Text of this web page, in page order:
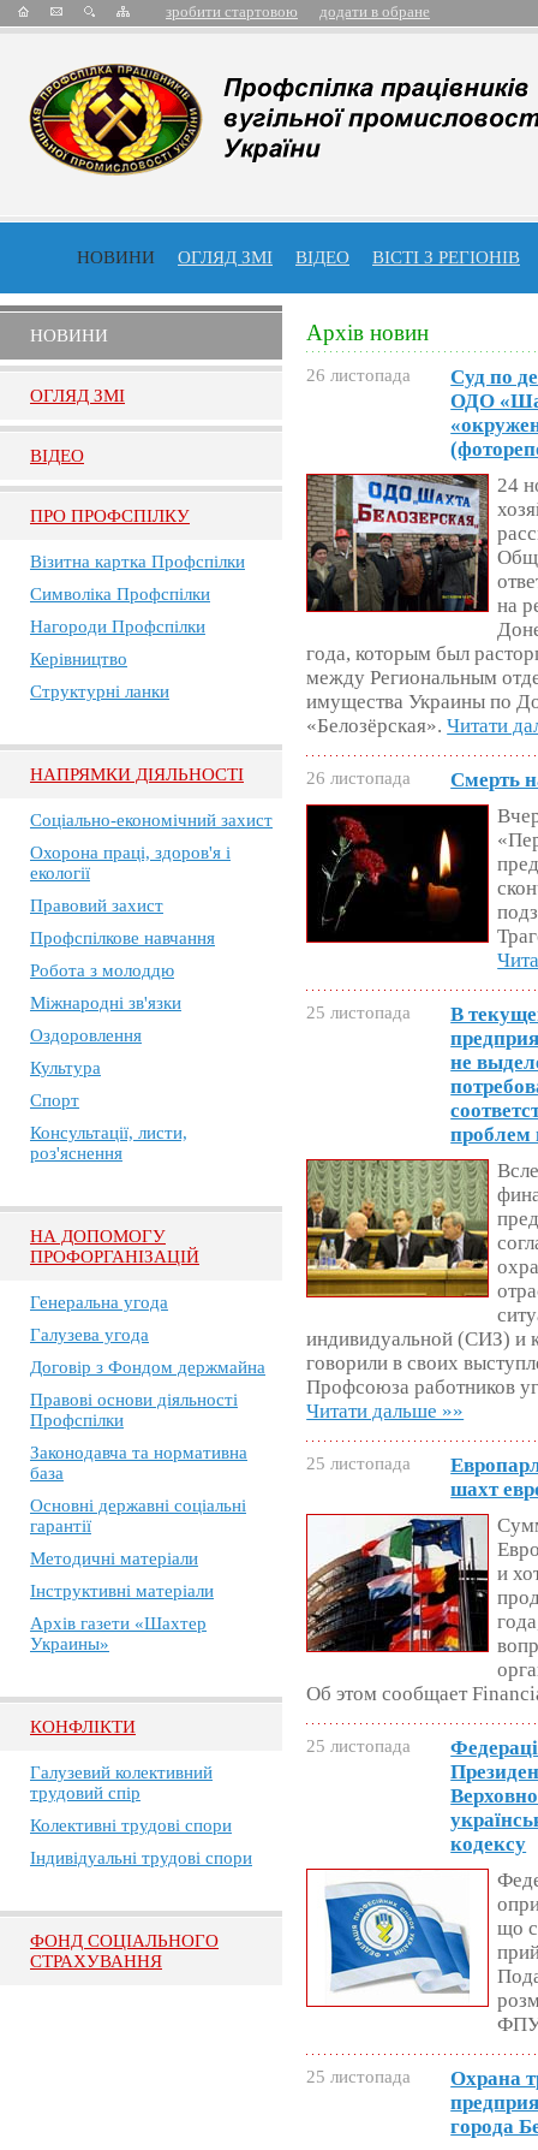
зробити стартовою додати в обране
НОВИНИ ОГЛЯД ЗМІ ВІДЕО ВІСТІ З РЕГІОНІВ
НОВИНИ
ОГЛЯД ЗМI
ВIДЕО
ПРО ПРОФСПIЛКУ
Візитна картка Профспілки
Символіка Профспілки
Нагороди Профспілки
Керівництво
Структурні ланки
НАПРЯМКИ ДІЯЛЬНОСТІ
Соціально-економічний захист
Охорона праці, здоров'я і
екології
Правовий захист
Профспілкове навчання
Робота з молоддю
Міжнародні зв'язки
Оздоровлення
Культура
Спорт
Консультації, листи,
роз'яснення
НА ДОПОМОГУ
ПРОФОРГАНІЗАЦІЙ
Генеральна угода
Галузева угода
Договір з Фондом держмайна
Правові основи діяльності
Профспілки
Законодавча та нормативна
база
Основні державні соціальні
гарантії
Методичні матеріали
Інструктивні матеріали
Архів газети «Шахтер
Украины»
КОНФЛІКТИ
Галузевий колективний
трудовий спір
Колективні трудові спори
Індивідуальні трудові спори
ФОНД СОЦІАЛЬНОГО
СТРАХУВАННЯ
Архів новин
26 листопада
Суд по
ОДО
24
на
года, которым был
между Региональным
имущества Украины по
«Белозёрская».Читати
26 листопада
Смерть
25 листопада
В
не
проблем
индивидуальной (СИЗ) и
говорили в своих
Профсоюза работников
Читати дальше »»
25 листопада
шахт
и
Об этом сообщает
25 листопада
кодексу
що
25 листопада
Охрана
города